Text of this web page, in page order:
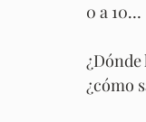
0 a 10…
¿Dónde
¿cómo